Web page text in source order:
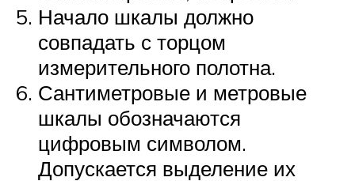
Начало шкалы должно
совпадать с торцом
измерительного полотна.
Сантиметровые и метровые
шкалы обозначаются
цифровым символом.
Допускается выделение их